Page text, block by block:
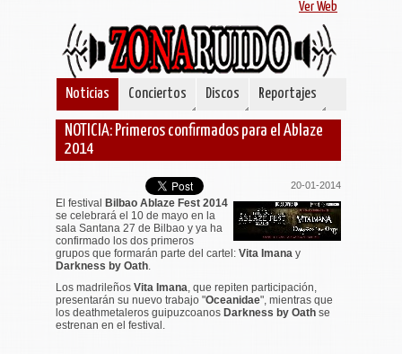
Ver Web
Noticias Conciertos Discos Reportajes
NOTICIA: Primeros confirmados para el Ablaze
2014
20-01-2014
El festival Bilbao Ablaze Fest 2014
se celebrará el 10 de mayo en la
sala Santana 27 de Bilbao y ya ha
confirmado los dos primeros
grupos que formarán parte del cartel: Vita Imana y
Darkness by Oath
Los madrileños Vita Imana , que repiten participación,
presentarán su nuevo trabajo "Oceanidae", mientras que
los deathmetaleros guipuzcoanos Darkness by Oath se
estrenan en el festival.